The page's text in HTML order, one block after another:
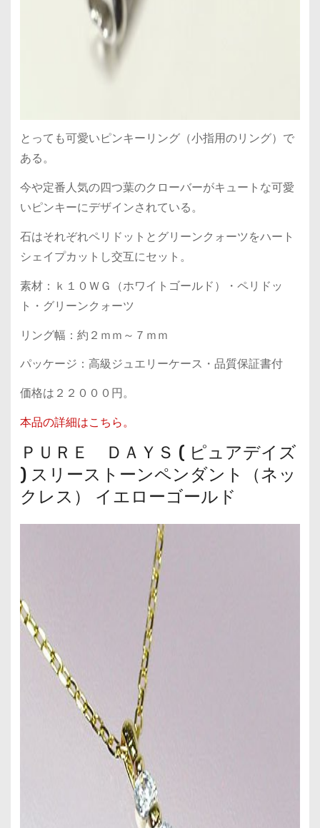
とっても可愛いピンキーリング（小指用のリング）で
ある。
今や定番人気の四つ葉のクローバーがキュートな可愛
いピンキーにデザインされている。
石はそれぞれペリドットとグリーンクォーツをハート
シェイプカットし交互にセット。
素材：ｋ１０ＷＧ（ホワイトゴールド）・ペリドッ
ト・グリーンクォーツ
リング幅：約２ｍｍ～７ｍｍ
パッケージ：高級ジュエリーケース・品質保証書付
価格は２２０００円。
本品の詳細はこちら。
ＰＵＲＥ ＤＡＹＳ ( ピュアデイズ
) スリーストーンペンダント（ネッ
クレス） イエローゴールド